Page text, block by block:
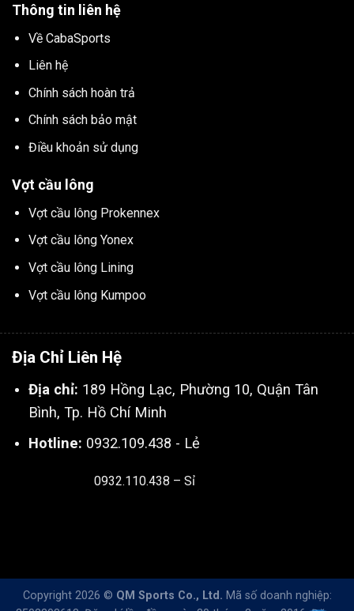
Thông tin liên hệ
Về CabaSports
Liên hệ
Chính sách hoàn trả
Chính sách bảo mật
Điều khoản sử dụng
Vợt cầu lông
Vợt cầu lông Prokennex
Vợt cầu lông Yonex
Vợt cầu lông Lining
Vợt cầu lông Kumpoo
Địa Chỉ Liên Hệ
Địa chỉ: 189 Hồng Lạc, Phường 10, Quận Tân
Bình, Tp. Hồ Chí Minh
Hotline: 0932.109.438 - Lẻ
0932.110.438 – Sỉ
Copyright 2026 © QM Sports Co., Ltd. Mã số doanh nghiệp: